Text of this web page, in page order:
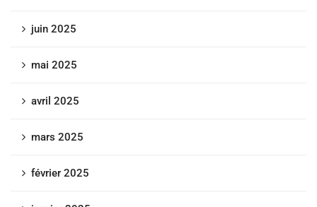
juin 2025
mai 2025
avril 2025
mars 2025
février 2025